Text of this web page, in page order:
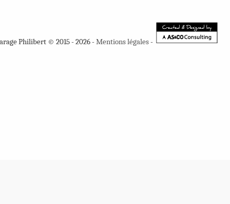
Philibert © 2015 - 2026 -Mentions légales-